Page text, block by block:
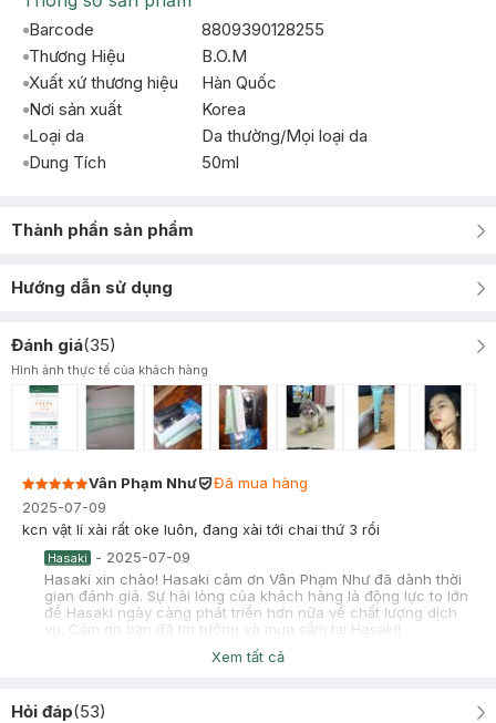
Barcode
8809390128255
Thương Hiệu
B.O.M
Xuất xứ thương hiệu
Hàn Quốc
Nơi sản xuất
Korea
Loại da
Da thường/Mọi loại da
Dung Tích
50ml
Thành phần sản phẩm
Hướng dẫn sử dụng
Đánh giá(35)
Hình ảnh thực tế của khách hàng
Vân Phạm Như
Đã mua hàng
2025-07-09
kcn vật lí xài rất oke luôn, đang xài tới chai thứ 3 rồi
Hasaki - 2025-07-09
Hasaki xin chào! Hasaki cảm ơn Vân Phạm Như đã dành thời
gian đánh giá. Sự hài lòng của khách hàng là động lực to lớn
để Hasaki ngày càng phát triển hơn nữa về chất lượng dịch
vụ. Cảm ơn bạn đã tin tưởng và mua sắm tại Hasaki!
nguyễn thị thảo trang
Sản phẩm ok tốt kiềm dầu tốt kháng mồ hôi ok k bị vệt trắng
Xem tất cả
Hỏi đáp(53)